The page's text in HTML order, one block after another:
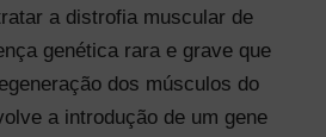
a distrofia muscular de
genética rara e grave que
dos músculos do
a introdução de um gene